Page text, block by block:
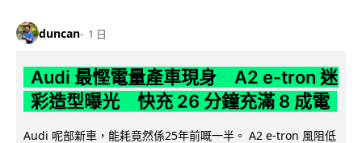
duncan 1 日
Audi 最慳電量產車現身 A2 e-tron 迷
彩造型曝光 快充 26 分鐘充滿 8 成電
Audi 呢部新車，能耗竟然係25年前嘅一半。 A2 e-tron 風阻低